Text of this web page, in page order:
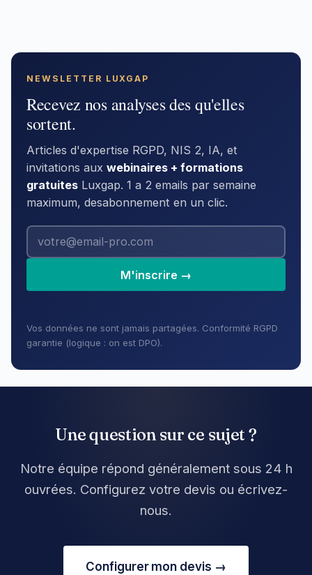
NEWSLETTER LUXGAP
Recevez nos analyses des qu'elles
sortent.
Articles d'expertise RGPD, NIS 2, IA, et
invitations aux webinaires + formations
gratuites Luxgap. 1 a 2 emails par semaine
maximum, desabonnement en un clic.
M'inscrire →
Vos données ne sont jamais partagées. Conformité RGPD
garantie (logique : on est DPO).
Une question sur ce sujet ?
Notre équipe répond généralement sous 24 h
ouvrées. Configurez votre devis ou écrivez-
nous.
Configurer mon devis →